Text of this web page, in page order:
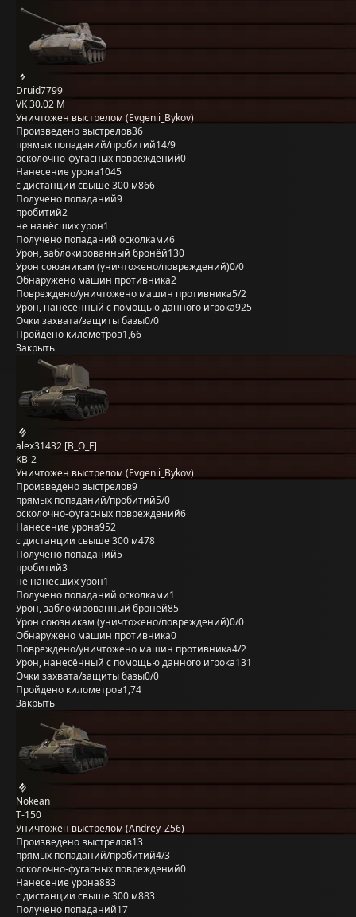
Druid7799
VK 30.02 M
Уничтожен выстрелом (Evgenii_Bykov)
Произведено выстрелов36
прямых попаданий/пробитий14/9
осколочно-фугасных повреждений0
Нанесение урона1045
с дистанции свыше 300 м866
Получено попаданий9
пробитий2
не нанёсших урон1
Получено попаданий осколками6
Урон, заблокированный бронёй130
Урон союзникам (уничтожено/повреждений)0/0
Обнаружено машин противника2
Повреждено/уничтожено машин противника5/2
Урон, нанесённый с помощью данного игрока925
Очки захвата/защиты базы0/0
Пройдено километров1,66
Закрыть
alex31432 [B_O_F]
КВ-2
Уничтожен выстрелом (Evgenii_Bykov)
Произведено выстрелов9
прямых попаданий/пробитий5/0
осколочно-фугасных повреждений6
Нанесение урона952
с дистанции свыше 300 м478
Получено попаданий5
пробитий3
не нанёсших урон1
Получено попаданий осколками1
Урон, заблокированный бронёй85
Урон союзникам (уничтожено/повреждений)0/0
Обнаружено машин противника0
Повреждено/уничтожено машин противника4/2
Урон, нанесённый с помощью данного игрока131
Очки захвата/защиты базы0/0
Пройдено километров1,74
Закрыть
Nokean
Т-150
Уничтожен выстрелом (Andrey_Z56)
Произведено выстрелов13
прямых попаданий/пробитий4/3
осколочно-фугасных повреждений0
Нанесение урона883
с дистанции свыше 300 м883
Получено попаданий17